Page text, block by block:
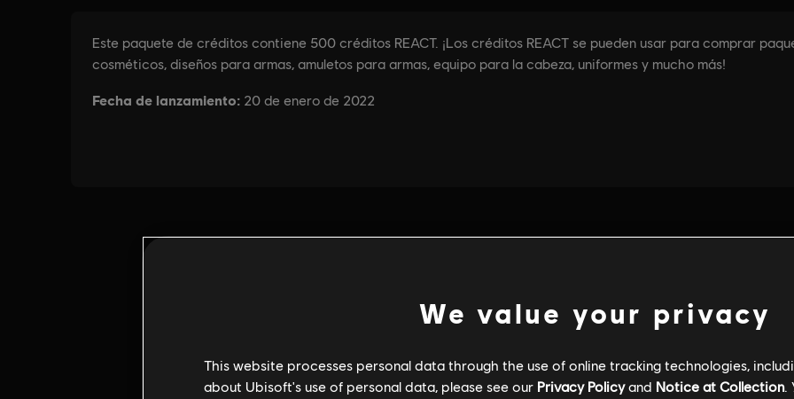
We value your privacy
This website processes personal data through the use of online tracking technologies,
about Ubisoft's use of personal data, please see our Privacy Policyand Notice at Collection.